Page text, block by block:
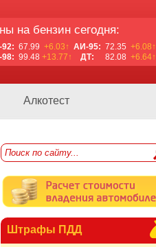
на бензин сегодня:
67.99 +6.03↑ АИ-95: 72.35 +6.08↑
99.48 +13.77↑ ДТ: 82.08 +6.64↑
Алкотест
Штрафы ПДД